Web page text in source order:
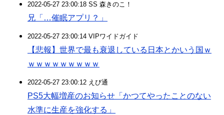
2022-05-27 23:00:18 SS 森きのこ！
兄「…催眠アプリ？」
2022-05-27 23:00:14 VIPワイドガイド
【悲報】世界で最も衰退している日本とかいう国ｗ
ｗｗｗｗｗｗｗｗｗ
2022-05-27 23:00:12 えび通
PS5大幅増産のお知らせ「かつてやったことのない
水準に生産を強化する」